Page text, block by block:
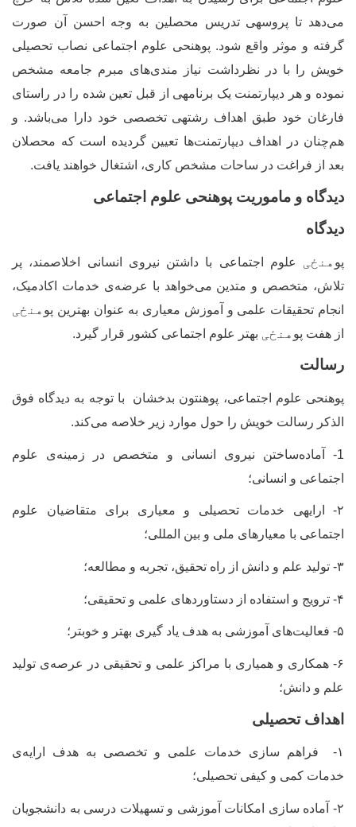
میدهد تا پروسه‏ی تدریس محصلین به وجه احسن آن صورت
گرفته و موثر واقع شود. پوهنحی علوم اجتماعی نصاب تحصیلی
خویش را با در نظرداشت نیاز مندیهای مبرم جامعه مشخص
نموده و هر دیپارتمنت یک برنامه‏ی از قبل تعین شده را در راستای
فارغان خود طبق اهداف رشته‏ی تخصصی خود دارا میباشد. و
همچنان در اهداف دیپارتمنتها تعیین گردیده است که محصلان
بعد از فراغت در ساحات مشخص کاری، اشتغال خواهند یافت.
دیدگاه و ماموریت پوهنحی علوم اجتماعی
دیدگاه
پو هنځی
علوم اجتماعی با داشتن نیروی انسانی اخلاصمند، پر
تلاش، متخصص و متدین میخواهد با عرضهی خدمات اکادمیک،
انجام تحقیقات علمی و آموزش معیاری به عنوان بهترین پو هنځی
از هفت پو هنځی بهتر علوم اجتماعی کشور قرار گیرد.
رسالت
پوهنحی علوم اجتماعی، پوهنتون بدخشان با توجه به دیدگاه فوق
الذکر رسالت خویش را حول موارد زیر خلاصه میکند.
1- آماده ساختن نیروی انسانی و متخصص در زمینهی علوم
اجتماعی و انسانی؛
۲-
ارایه‏ی خدمات تحصیلی و معیاری برای متقاضیان علوم
اجتماعی با معیار های ملی و بین المللی؛
۳- تولید علم و دانش از راه تحقیق، تجربه و مطالعه؛
۴- ترویج و استفاده از دستاوردهای علمی و تحقیقی؛
۵- فعالیتهای آموزشی به هدف یاد گیری بهتر و خوبتر؛
۶- همکاری و همیاری با مراکز علمی و تحقیقی در عرصهی تولید
علم و دانش؛
اهداف تحصیلی
۱- فراهم سازی خدمات علمی و تخصصی به هدف ارایهی
خدمات کمی و کیفی تحصیلی؛
۲-
آماده سازی امکانات آموزشی و تسهیلات درسی به دانشجویان